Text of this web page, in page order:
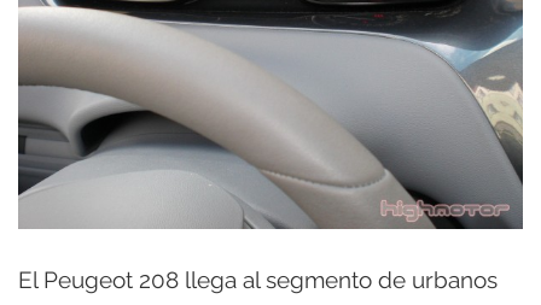
El Peugeot 208 llega al segmento de urbanos